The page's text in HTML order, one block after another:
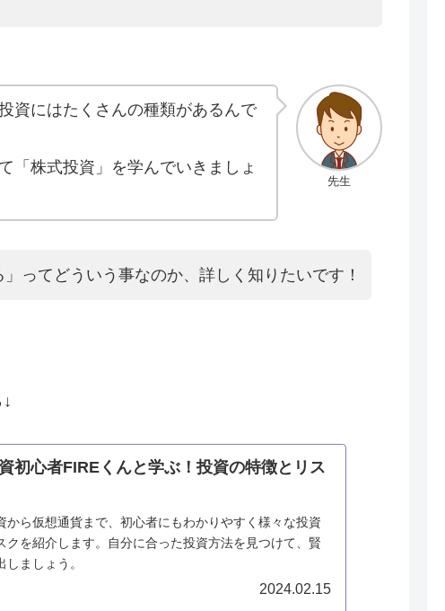
先生
資にはたくさんの種類があるんで
「株式投資」を学んでいきましょ
ってどういう事なのか、詳しく知りたいです！
初心者FIREくんと学ぶ！投資の特徴とリス
から仮想通貨まで、初心者にもわかりやすく様々な投資
クを紹介します。自分に合った投資方法を見つけて、賢
ましょう。
2024.02.15